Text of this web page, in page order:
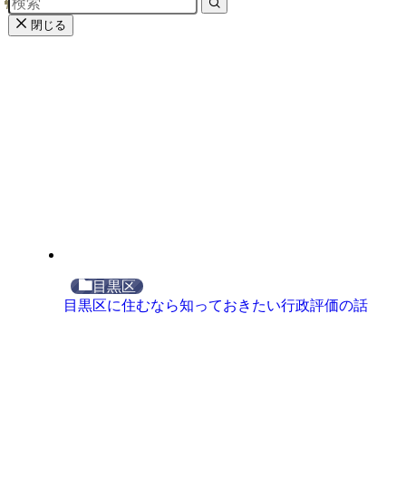
目黒区
目黒区に住むなら知っておきたい行政評価の話
閉じる